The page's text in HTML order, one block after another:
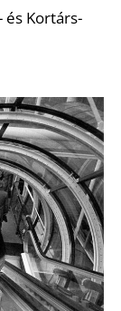
és Kortárs-